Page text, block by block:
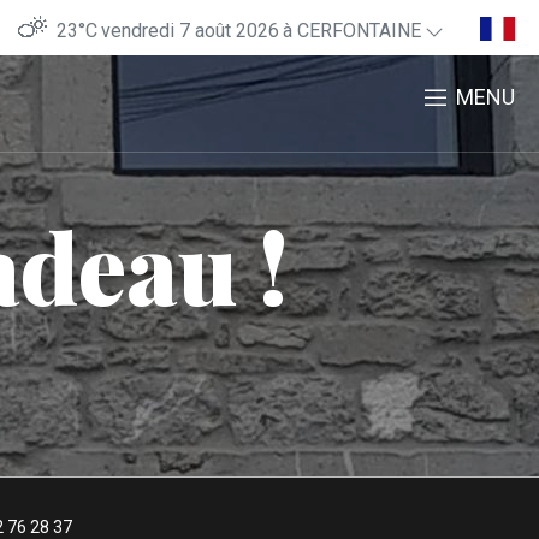
23°Cvendredi 7 août 2026 à CERFONTAINE
MENU
!
76 28 37